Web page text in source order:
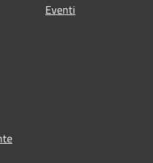
Eventi